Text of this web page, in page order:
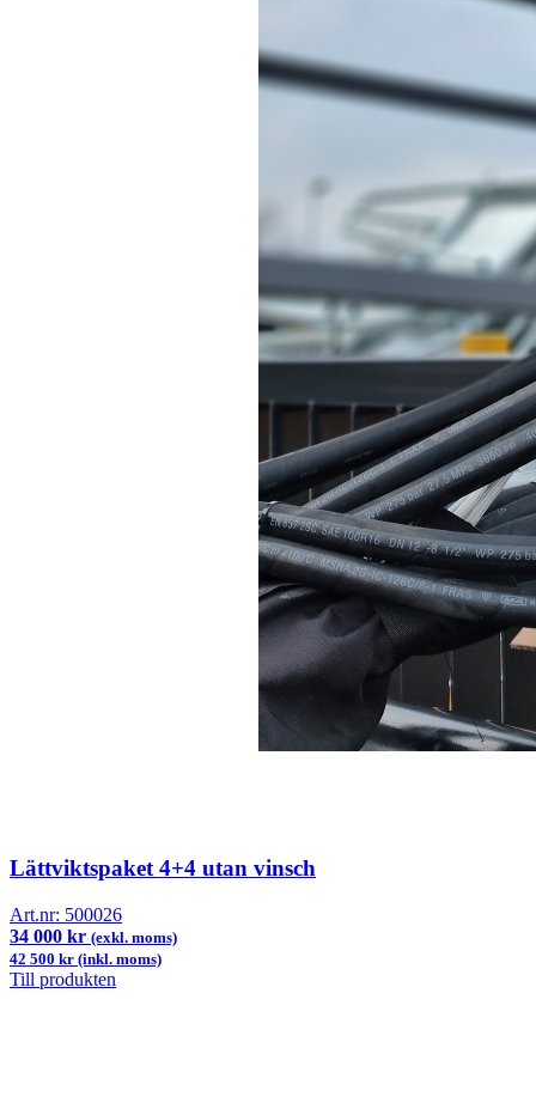
Lättviktspaket 4+4 utan vinsch
Art.nr: 500026
34 000 kr (exkl. moms)
42 500 kr (inkl. moms)
Till produkten